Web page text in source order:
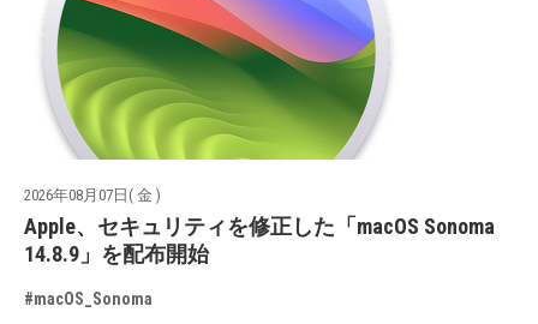
2026年08月07日( 金 )
Apple、セキュリティを修正した「macOS Sonoma
14.8.9」を配布開始
#macOS_Sonoma